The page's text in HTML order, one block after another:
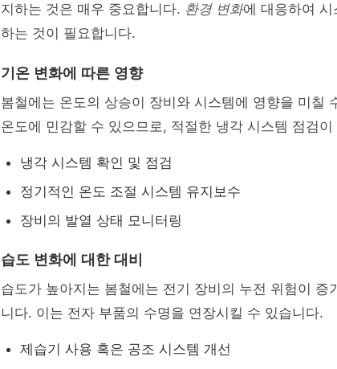
지하는 것은 매우 중요합니다. 환경 변화에 대응하여 시
하는 것이 필요합니다.
기온 변화에 따른 영향
봄철에는 온도의 상승이 장비와 시스템에 영향을 미칠
온도에 민감할 수 있으므로, 적절한 냉각 시스템 점검
냉각 시스템 확인 및 점검
정기적인 온도 조절 시스템 유지보수
장비의 발열 상태 모니터링
습도 변화에 대한 대비
습도가 높아지는 봄철에는 전기 장비의 누전 위험이 증
니다. 이는 전자 부품의 수명을 연장시킬 수 있습니다.
제습기 사용 혹은 공조 시스템 개선